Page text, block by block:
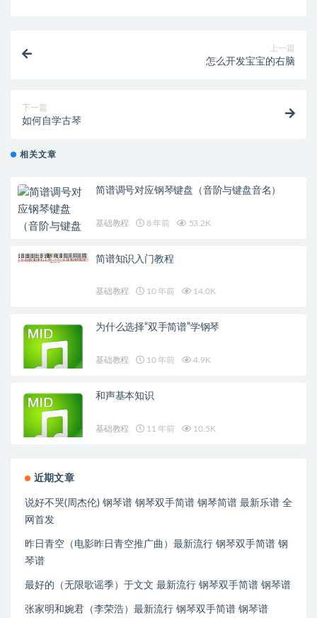
上一篇
怎么开发宝宝的右脑
下一篇
如何自学古琴
相关文章
简谱调号对应钢琴键盘（音阶与键盘音名）
基础教程 8 年前 53.2K
简谱知识入门教程
基础教程 10 年前 14.0K
为什么选择“双手简谱”学钢琴
基础教程 10 年前 4.9K
和声基本知识
基础教程 11 年前 10.5K
近期文章
说好不哭(周杰伦) 钢琴谱 钢琴双手简谱 钢琴简谱 最新乐谱 全
网首发
昨日青空（电影昨日青空推广曲）最新流行 钢琴双手简谱 钢
琴谱
最好的（无限歌谣季）于文文 最新流行 钢琴双手简谱 钢琴谱
张家明和婉君（李荣浩）最新流行 钢琴双手简谱 钢琴谱